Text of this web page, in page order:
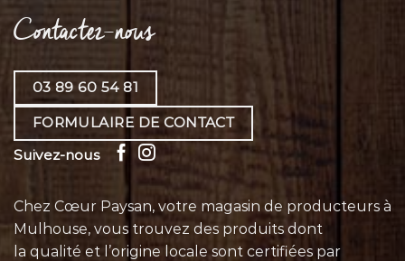
Contactez-nous
03 89 60 54 81
FORMULAIRE DE CONTACT
Suivez-nous
Chez Cœur Paysan, votre magasin de producteurs à
Mulhouse, vous trouvez des produits dont
la qualité et l’origine locale sont certifiées par